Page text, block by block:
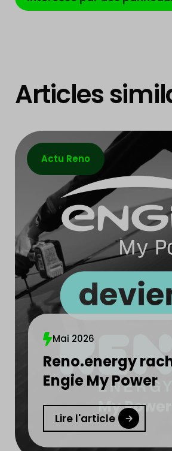
Articles
Actu Reno
Mai 2026
Reno.energy
Engie My Power
Lire l'article